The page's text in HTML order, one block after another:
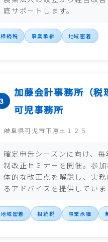
底サポートします。
相続税 事業承継 地域密着
加藤会計事務所（税
可児事務所
岐阜県可児市下恵土１２５
確定申告シーズンに向け、毎
制改正セミナーを開催。参
体的な改正点を解説し、実務
るアドバイスを提供していま
地域密着 相続税 事業承継